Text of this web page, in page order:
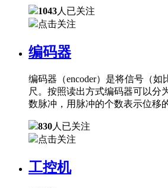
1043人已关注
点击关注
编码器
编码器（encoder）是将信号（
尺。按照读出方式编码器可以分
数脉冲，用脉冲的个数表示位移
830人已关注
点击关注
工控机